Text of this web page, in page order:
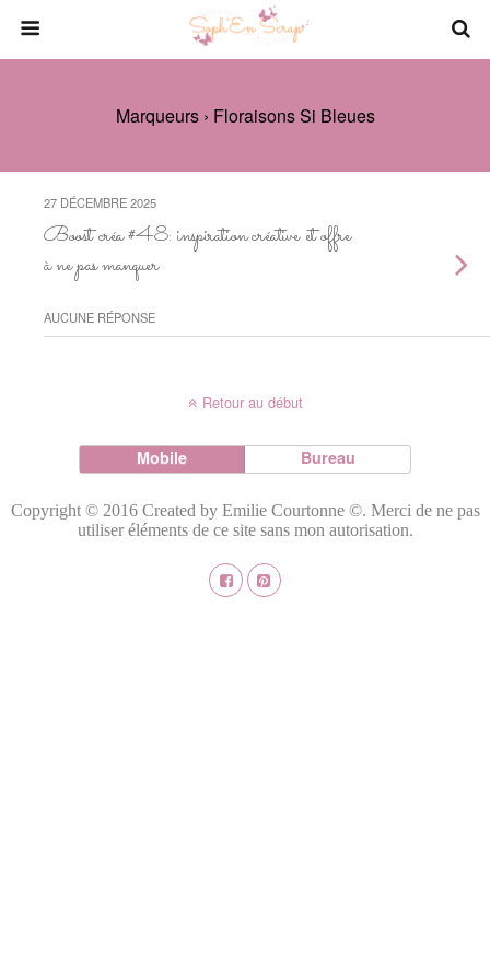
Marqueurs › Floraisons Si Bleues
27 DÉCEMBRE 2025
Boost créa #48: inspiration créative et offre
à ne pas manquer
AUCUNE RÉPONSE
Retour au début
Mobile Bureau
Copyright © 2016 Created by Emilie Courtonne ©. Merci de ne pas
utiliser éléments de ce site sans mon autorisation.